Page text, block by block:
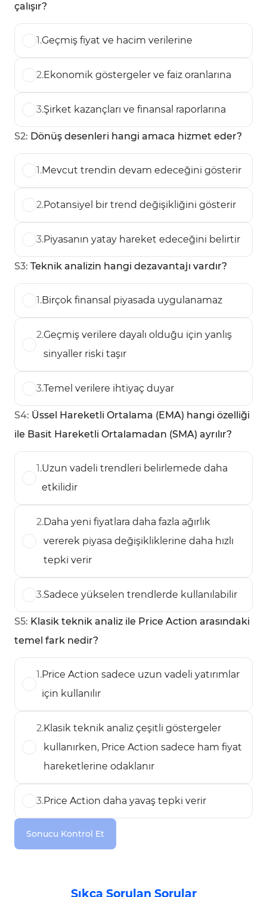
çalışır?
1.Geçmiş fiyat ve hacim verilerine
2.Ekonomik göstergeler ve faiz oranlarına
3.Şirket kazançları ve finansal raporlarına
S2: Dönüş desenleri hangi amaca hizmet eder?
1.Mevcut trendin devam edeceğini gösterir
2.Potansiyel bir trend değişikliğini gösterir
3.Piyasanın yatay hareket edeceğini belirtir
S3: Teknik analizin hangi dezavantajı vardır?
1.Birçok finansal piyasada uygulanamaz
2.Geçmiş verilere dayalı olduğu için yanlış
sinyaller riski taşır
3.Temel verilere ihtiyaç duyar
S4: Üssel Hareketli Ortalama (EMA) hangi özelliği
ile Basit Hareketli Ortalamadan (SMA) ayrılır?
1.Uzun vadeli trendleri belirlemede daha
etkilidir
2.Daha yeni fiyatlara daha fazla ağırlık
vererek piyasa değişikliklerine daha hızlı
tepki verir
3.Sadece yükselen trendlerde kullanılabilir
S5: Klasik teknik analiz ile Price Action arasındaki
temel fark nedir?
1.Price Action sadece uzun vadeli yatırımlar
için kullanılır
2.Klasik teknik analiz çeşitli göstergeler
kullanırken, Price Action sadece ham fiyat
hareketlerine odaklanır
3.Price Action daha yavaş tepki verir
Sonucu Kontrol Et
Sıkça Sorulan Sorular